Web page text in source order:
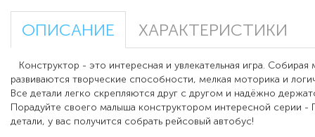
ОПИСАНИЕ ХАРАКТЕРИСТИКИ
Конструктор - это интересная и увлекательная игра. Собирая
развиваются творческие способности, мелкая моторика и
Все детали легко скрепляются друг с другом и надёжно
Порадуйте своего малыша конструктором интересной серии -
детали, у вас получится собрать рейсовый автобус!